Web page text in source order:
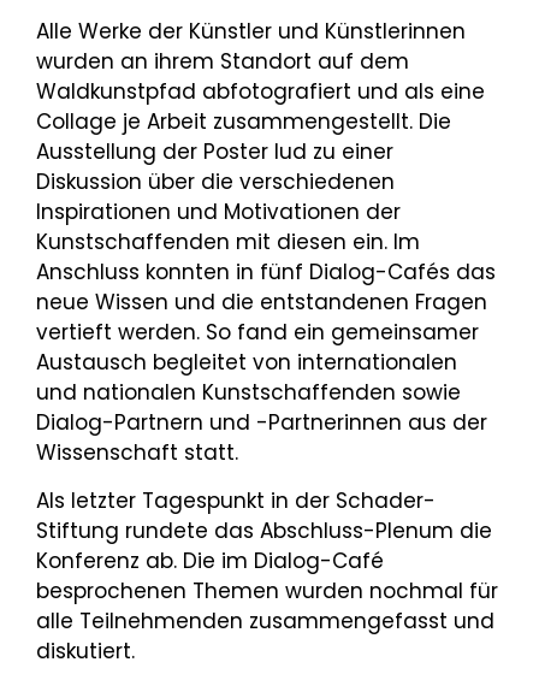
Alle Werke der Künstler und Künstlerinnen
wurden an ihrem Standort auf dem
Waldkunstpfad abfotografiert und als eine
Collage je Arbeit zusammengestellt. Die
Ausstellung der Poster lud zu einer
Diskussion über die verschiedenen
Inspirationen und Motivationen der
Kunstschaffenden mit diesen ein. Im
Anschluss konnten in fünf Dialog-Cafés das
neue Wissen und die entstandenen Fragen
vertieft werden. So fand ein gemeinsamer
Austausch begleitet von internationalen
und nationalen Kunstschaffenden sowie
Dialog-Partnern und -Partnerinnen aus der
Wissenschaft statt.
Als letzter Tagespunkt in der Schader-
Stiftung rundete das Abschluss-Plenum die
Konferenz ab. Die im Dialog-Café
besprochenen Themen wurden nochmal für
alle Teilnehmenden zusammengefasst und
diskutiert.